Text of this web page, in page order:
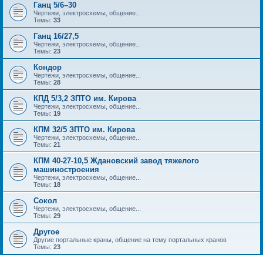
Ганц 5/6–30
Чертежи, электросхемы, общение...
Темы: 33
Ганц 16/27,5
Чертежи, электросхемы, общение...
Темы: 23
Кондор
Чертежи, электросхемы, общение...
Темы: 28
КПД 5/3,2 ЗПТО им. Кирова
Чертежи, электросхемы, общение...
Темы: 19
КПМ 32/5 ЗПТО им. Кирова
Чертежи, электросхемы, общение...
Темы: 21
КПМ 40-27-10,5 Ждановский завод тяжелого
машиностроения
Чертежи, электросхемы, общение...
Темы: 18
Сокол
Чертежи, электросхемы, общение...
Темы: 29
Другое
Другие портальные краны, общение на тему портальных кранов
Темы: 23